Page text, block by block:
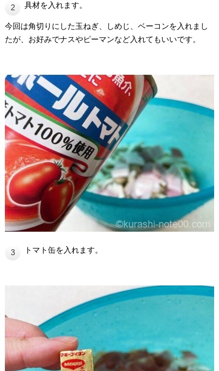
2 具材を入れます。
今回は角切りにした玉ねぎ、しめじ、ベーコンを入れまし
たが、お好みでナスやピーマンなど入れてもいいです。
3 トマト缶を入れます。